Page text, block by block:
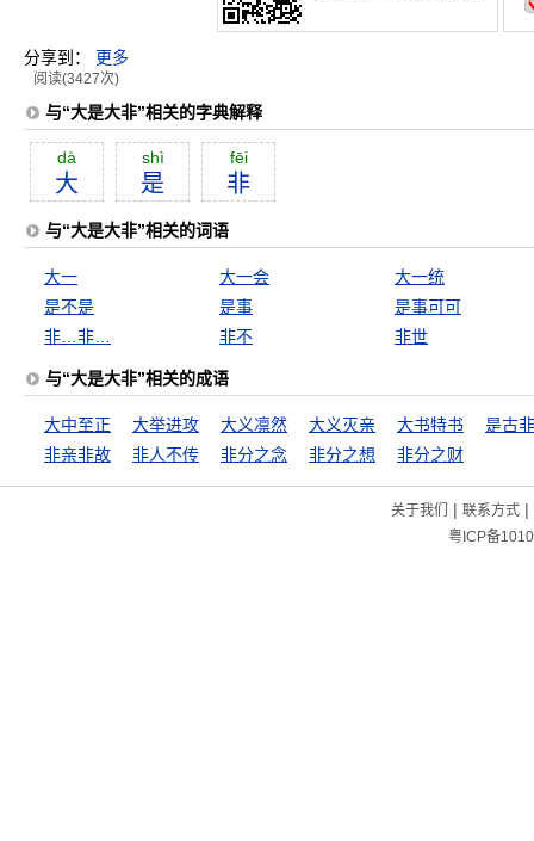
分享到： 更多
阅读(3427次)
与“大是大非”相关的字典解释
dà
大
shì
是
fēi
非
与“大是大非”相关的词语
大一 大一会
大一统
是不是
是事
是事可可
非…非…
非不 非世
与“大是大非”相关的成语
大中至正 大举进攻 大义凛然 大义灭亲 大书特书
是古
非亲非故
非人不传 非分之念 非分之想 非分之财
关于我们 | 联系方式|
粤ICP备